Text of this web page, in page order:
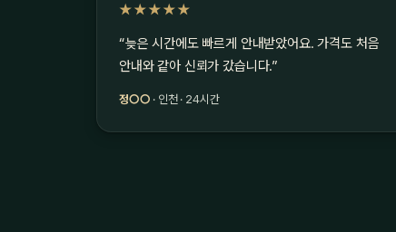
★★★★★
“늦은 시간에도 빠르게 안내받았어요. 가격도 처음
안내와 같아 신뢰가 갔습니다.”
정○○ · 인천 · 24시간